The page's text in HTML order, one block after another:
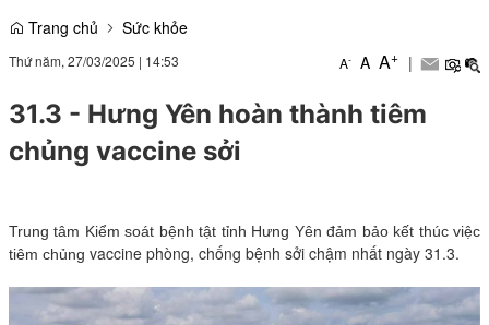
Trang chủ Sức khỏe
Thứ năm, 27/03/2025 | 14:53 A- A A+ |
31.3 - Hưng Yên hoàn thành tiêm
chủng vaccine sởi
Trung tâm Kiểm soát bệnh tật tỉnh Hưng Yên đảm bảo kết thúc việc
tiêm chủng vaccine phòng, chống bệnh sởi chậm nhất ngày 31.3.